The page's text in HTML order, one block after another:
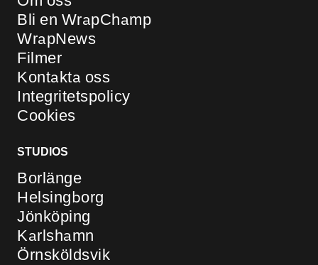
Bli en WrapChamp
WrapNews
Filmer
Kontakta oss
Integritetspolicy
Cookies
STUDIOS
Borlänge
Helsingborg
Jönköping
Karlshamn
Örnsköldsvik